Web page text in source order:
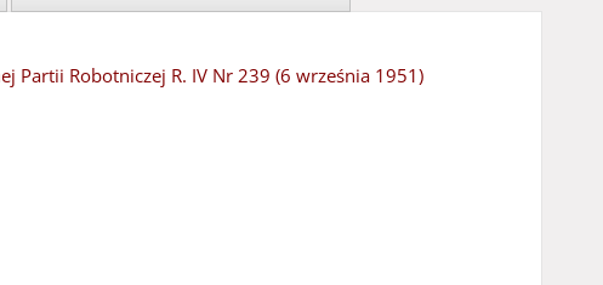
Partii Robotniczej R. IV Nr 239 (6 września 1951)